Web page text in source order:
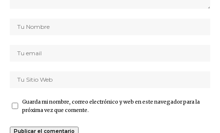
Guarda mi nombre, correo electrónico y web en este navegador para la
próxima vez que comente.